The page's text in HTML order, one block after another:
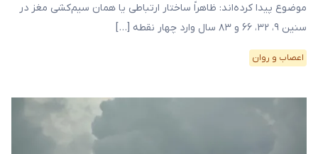
موضوع پیدا کرده‌اند: ظاهراً ساختار ارتباطی یا همان سیم‌کشی مغز در
سنین ۹، ۳۲، ۶۶ و ۸۳ سال وارد چهار نقطه […]
اعصاب و روان